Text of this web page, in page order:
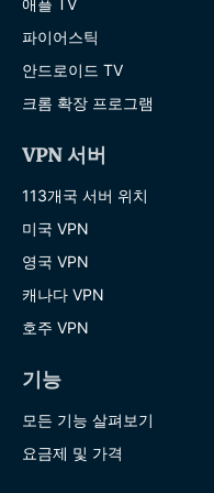
애플 TV
파이어스틱
안드로이드 TV
크롬 확장 프로그램
VPN 서버
113개국 서버 위치
미국 VPN
영국 VPN
캐나다 VPN
호주 VPN
기능
모든 기능 살펴보기
요금제 및 가격